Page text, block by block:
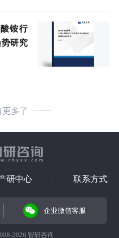
铵行
研究
更多了
研中心 联系方式
企业微信客服
2026 智研咨询